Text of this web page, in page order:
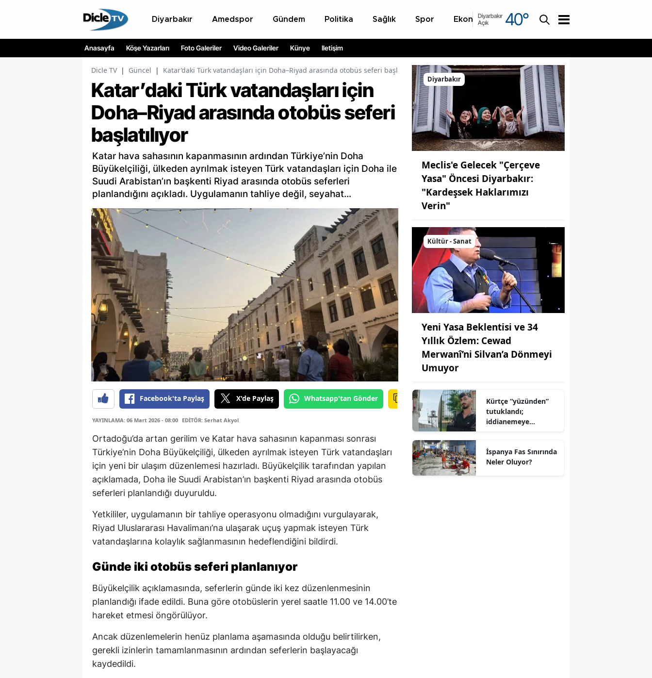
Diyarbakır Amedspor Gündem Politika Sağlık Spor Ekonomi Asayiş
Diyarbakır
Açık
40°
Anasayfa Köşe Yazarları Foto Galeriler Video Galeriler Künye İletişim
Dicle TV | Güncel | Katar’daki Türk vatandaşları için Doha–Riyad arasında otobüs seferi başlatılıyor
Katar’daki Türk vatandaşları için
Doha–Riyad arasında otobüs seferi
başlatılıyor
Katar hava sahasının kapanmasının ardından Türkiye’nin Doha
Büyükelçiliği, ülkeden ayrılmak isteyen Türk vatandaşları için Doha ile
Suudi Arabistan’ın başkenti Riyad arasında otobüs seferleri
planlandığını açıkladı. Uygulamanın tahliye değil, seyahat...
Facebook'ta Paylaş X'de Paylaş Whatsapp'tan Gönder
YAYINLAMA: 06 Mart 2026 - 08:00 EDİTÖR: Serhat Akyol
Ortadoğu’da artan gerilim ve Katar hava sahasının kapanması sonrası
Türkiye’nin Doha Büyükelçiliği, ülkeden ayrılmak isteyen Türk vatandaşları
için yeni bir ulaşım düzenlemesi hazırladı. Büyükelçilik tarafından yapılan
açıklamada, Doha ile Suudi Arabistan’ın başkenti Riyad arasında otobüs
seferleri planlandığı duyuruldu.
Yetkililer, uygulamanın bir tahliye operasyonu olmadığını vurgulayarak,
Riyad Uluslararası Havalimanı’na ulaşarak uçuş yapmak isteyen Türk
vatandaşlarına kolaylık sağlanmasının hedeflendiğini bildirdi.
Günde iki otobüs seferi planlanıyor
Büyükelçilik açıklamasında, seferlerin günde iki kez düzenlenmesinin
planlandığı ifade edildi. Buna göre otobüslerin yerel saatle 11.00 ve 14.00’te
hareket etmesi öngörülüyor.
Ancak düzenlemelerin henüz planlama aşamasında olduğu belirtilirken,
gerekli izinlerin tamamlanmasının ardından seferlerin başlayacağı
kaydedildi.
Diyarbakır
Meclis'e Gelecek "Çerçeve
Yasa" Öncesi Diyarbakır:
"Kardeşsek Haklarımızı
Verin"
Kültür - Sanat
Yeni Yasa Beklentisi ve 34
Yıllık Özlem: Cewad
Merwanî’ni Silvan’a Dönmeyi
Umuyor
Kürtçe “yüzünden”
tutuklandı;
iddianemeye
İspanya Fas Sınırında
Neler Oluyor?